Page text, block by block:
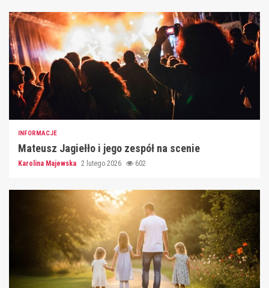
INFORMACJE
Mateusz Jagiełło i jego zespół na scenie
Karolina Majewska 2 lutego 2026 602